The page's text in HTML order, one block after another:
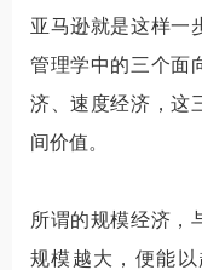
亚马逊就是这样一
管理学中的三个面
济、速度经济，这
间价值。
所谓的规模经济，
规模越大，便能